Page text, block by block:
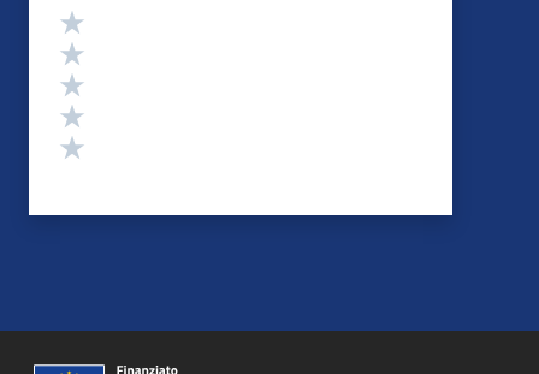
Valutazione